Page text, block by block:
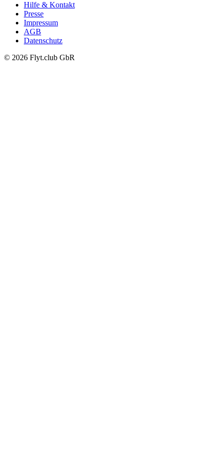
Hilfe & Kontakt
Presse
Impressum
AGB
Datenschutz
© 2026 Flyt.club GbR